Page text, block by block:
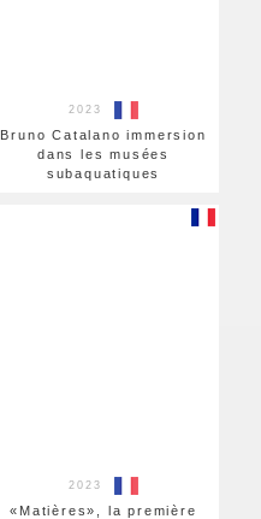
2023
Bruno Catalano immersion
dans les musées
subaquatiques
2023
«Matières», la première